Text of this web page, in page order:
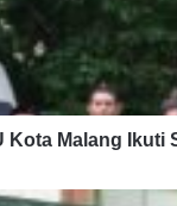
Kota Malang